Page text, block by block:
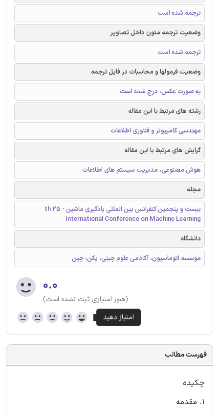
ترجمه شده است
وضعیت ترجمه متون داخل تصاویر
ترجمه شده است
وضعیت فرمولها و محاسبات در فایل ترجمه
به صورت عکس، درج شده است
رشته های مرتبط با این مقاله
مهندسی کامپیوتر و فناوری اطلاعات
گرایش های مرتبط با این مقاله
هوش مصنوعی، مدیریت سیستم های اطلاعات
مجله
بیست و پنجمین کنفرانس بین المللی یادگیری ماشین - 25 th
International Conference on Machine Learning
دانشگاه
موسسه اتوماسیون، آکادمی علوم چینی، پکن، چین
۰.۰
(هنوز امتیازی ثبت نشده است)
فهرست مطالب
چکیده
1. مقدمه